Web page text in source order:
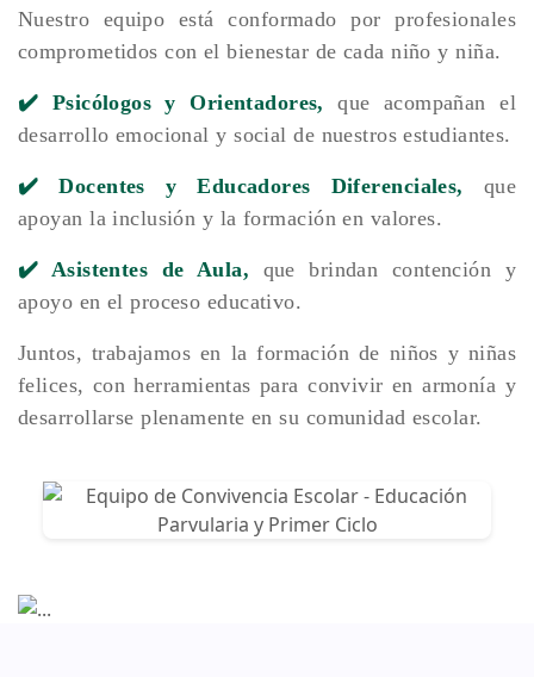
Nuestro equipo está conformado por profesionales
comprometidos con el bienestar de cada niño y niña.
✔️ Psicólogos y Orientadores, que acompañan el
desarrollo emocional y social de nuestros estudiantes.
✔️ Docentes y Educadores Diferenciales, que
apoyan la inclusión y la formación en valores.
✔️ Asistentes de Aula, que brindan contención y
apoyo en el proceso educativo.
Juntos, trabajamos en la formación de niños y niñas
felices, con herramientas para convivir en armonía y
desarrollarse plenamente en su comunidad escolar.